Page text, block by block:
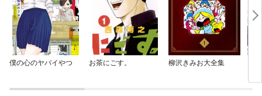
僕の心のヤバイやつ お茶にごす。 柳沢きみお大全集
ラ